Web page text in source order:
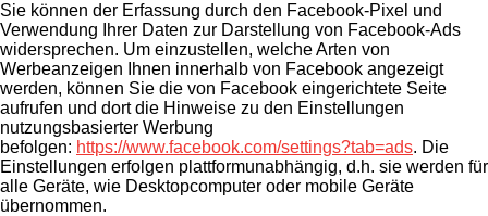
Sie können der Erfassung durch den Facebook-Pixel und
Verwendung Ihrer Daten zur Darstellung von Facebook-Ads
widersprechen. Um einzustellen, welche Arten von
Werbeanzeigen Ihnen innerhalb von Facebook angezeigt
werden, können Sie die von Facebook eingerichtete Seite
aufrufen und dort die Hinweise zu den Einstellungen
nutzungsbasierter Werbung
befolgen: https://www.facebook.com/settings?tab=ads. Die
Einstellungen erfolgen plattformunabhängig, d.h. sie werden für
alle Geräte, wie Desktopcomputer oder mobile Geräte
übernommen.